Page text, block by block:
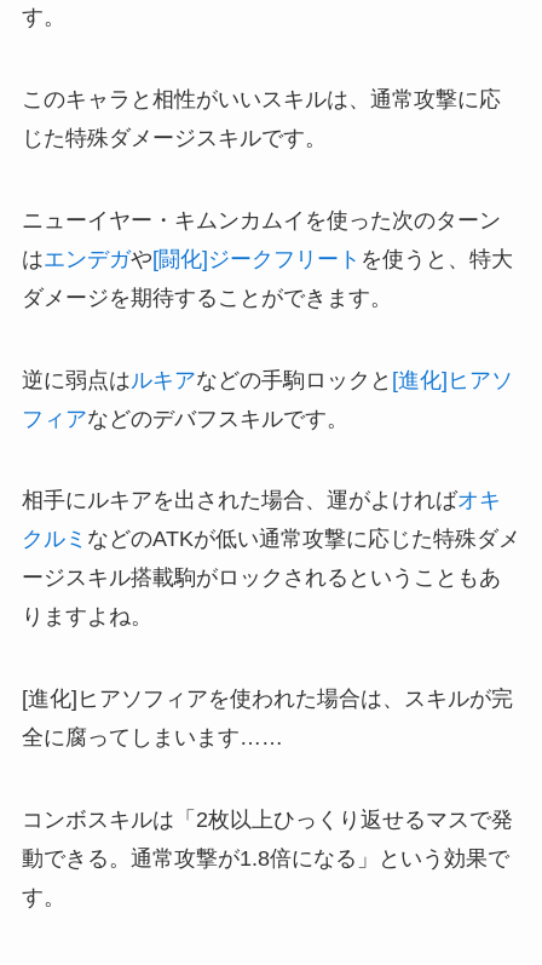
す。
このキャラと相性がいいスキルは、通常攻撃に応
じた特殊ダメージスキルです。
ニューイヤー・キムンカムイを使った次のターン
はエンデガや[闘化]ジークフリート を使うと、特大
ダメージを期待することができます。
逆に弱点はルキアなどの手駒ロックと [進化]ヒアソ
フィアなどのデバフスキルです。
相手にルキアを出された場合、運がよければオキ
クルミ などのATKが低い通常攻撃に応じた特殊ダメ
ージスキル搭載駒がロックされるということもあ
りますよね。
[進化]ヒアソフィアを使われた場合は、スキルが完
全に腐ってしまいます……
コンボスキルは「2枚以上ひっくり返せるマスで発
動できる。通常攻撃が1.8倍になる」という効果で
す。